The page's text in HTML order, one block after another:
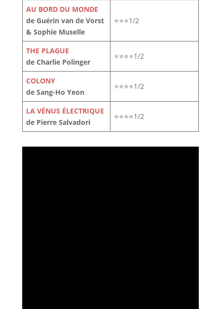
AU BORD DU MONDE
de Guérin van de Vorst
& Sophie Muselle
⭐⭐⭐1/2
THE PLAGUE
de Charlie Polinger
⭐⭐⭐⭐1/2
COLONY
de Sang-Ho Yeon
⭐⭐⭐⭐1/2
LA VÉNUS ÉLECTRIQUE
de Pierre Salvadori
⭐⭐⭐⭐1/2